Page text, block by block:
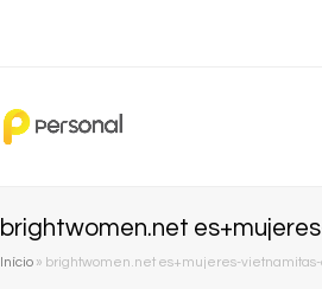
brightwomen.net
Início » brightwomen.net es+mujeres-